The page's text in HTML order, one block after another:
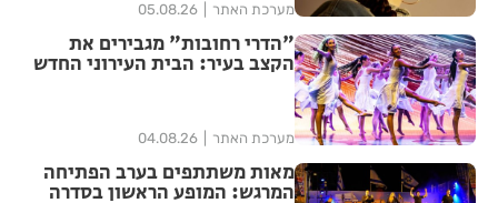
מערכת האתר 05.08.26
"הדרי רחובות" מגבירים את
הקצב בעיר: הבית העירוני החדש
מערכת האתר 04.08.26
מאות משתתפים בערב הפתיחה
המרגש: המופע הראשון בסדרה